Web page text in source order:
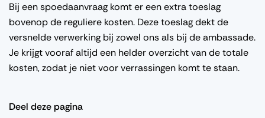
Bij een spoedaanvraag komt er een extra toeslag
bovenop de reguliere kosten. Deze toeslag dekt de
versnelde verwerking bij zowel ons als bij de ambassade.
Je krijgt vooraf altijd een helder overzicht van de totale
kosten, zodat je niet voor verrassingen komt te staan.
Deel deze pagina